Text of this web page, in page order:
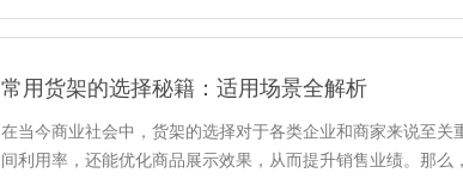
常用货架的选择秘籍：适用场景全解析
在当今商业社会中，货架的选择对于各类企业和商家来说至关
间利用率，还能优化商品展示效果，从而提升销售业绩。那么